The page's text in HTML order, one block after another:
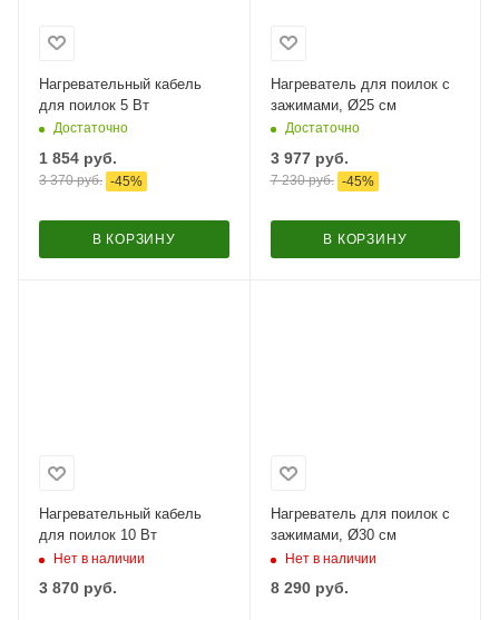
Нагревательный кабель
для поилок 5 Вт
Достаточно
1 854 руб.
3 370руб. -45%
В КОРЗИНУ
Нагреватель для поилок с
зажимами, Ø25 см
Достаточно
3 977руб.
7 230руб. -45%
В КОРЗИНУ
Нагревательный кабель
для поилок 10 Вт
Нет в наличии
3 870 руб.
Нагреватель для поилок с
зажимами, Ø30 см
Нет в наличии
8 290руб.